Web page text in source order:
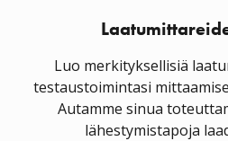
Luo merkityksellisiä
testaustoimintasi
Autamme sinua
lähestymistapoja